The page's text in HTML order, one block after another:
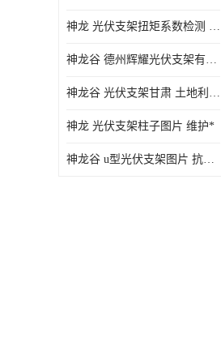
神龙 光伏支架扭矩系数检测 适应性强
神龙谷 德州辉耀光伏支架有限公司 材质多样
神龙谷 光伏支架甘肃 土地利用率高
神龙 光伏支架柱子图片 维护*
神龙谷 u型光伏支架图片 抗紫外线